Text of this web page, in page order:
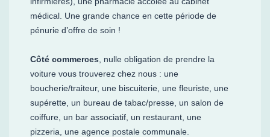
médical. Une grande chance en cette période de
pénurie d’offre de soin !
Côté commerces , nulle obligation de prendre la
voiture vous trouverez chez nous : une
boucherie/traiteur, une biscuiterie, une fleuriste, une
supérette, un bureau de tabac/presse, un salon de
coiffure, un bar associatif, un restaurant, une
pizzeria, une agence postale communale.